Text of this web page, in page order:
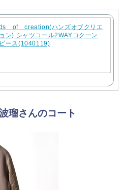
of creation(ハンズオブクリエ
ン) シャツコール2WAYコクーン
ース(1040119)
瑠さんのコート